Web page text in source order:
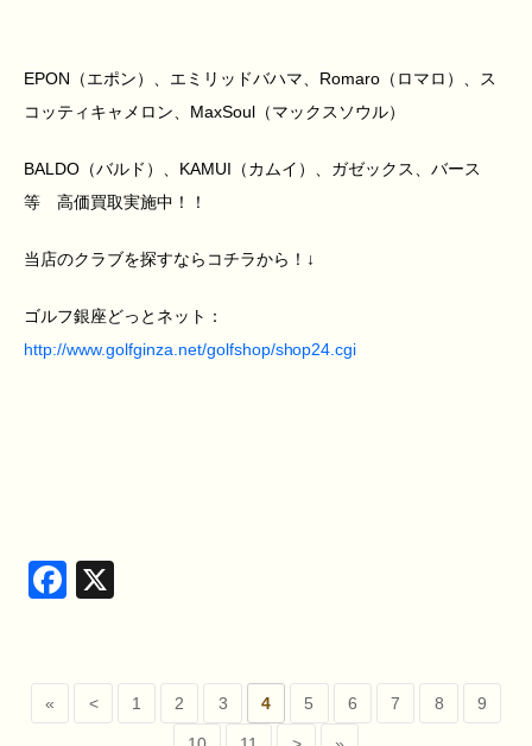
EPON（エポン）、エミリッドバハマ、Romaro（ロマロ）、ス
コッティキャメロン、MaxSoul（マックスソウル）
BALDO（バルド）、KAMUI（カムイ）、ガゼックス、バース
等 高価買取実施中！！
当店のクラブを探すならコチラから！↓
ゴルフ銀座どっとネット：
http://www.golfginza.net/golfshop/shop24.cgi
Facebook
« < 1 2 3 4 5 6 7 8 9